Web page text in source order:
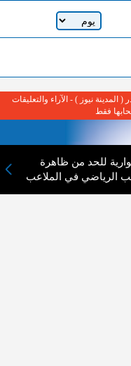
للحد من ظاهرة
الرياضي في الملاعب
نيوز ) - الآراء والتعليقات
فقط